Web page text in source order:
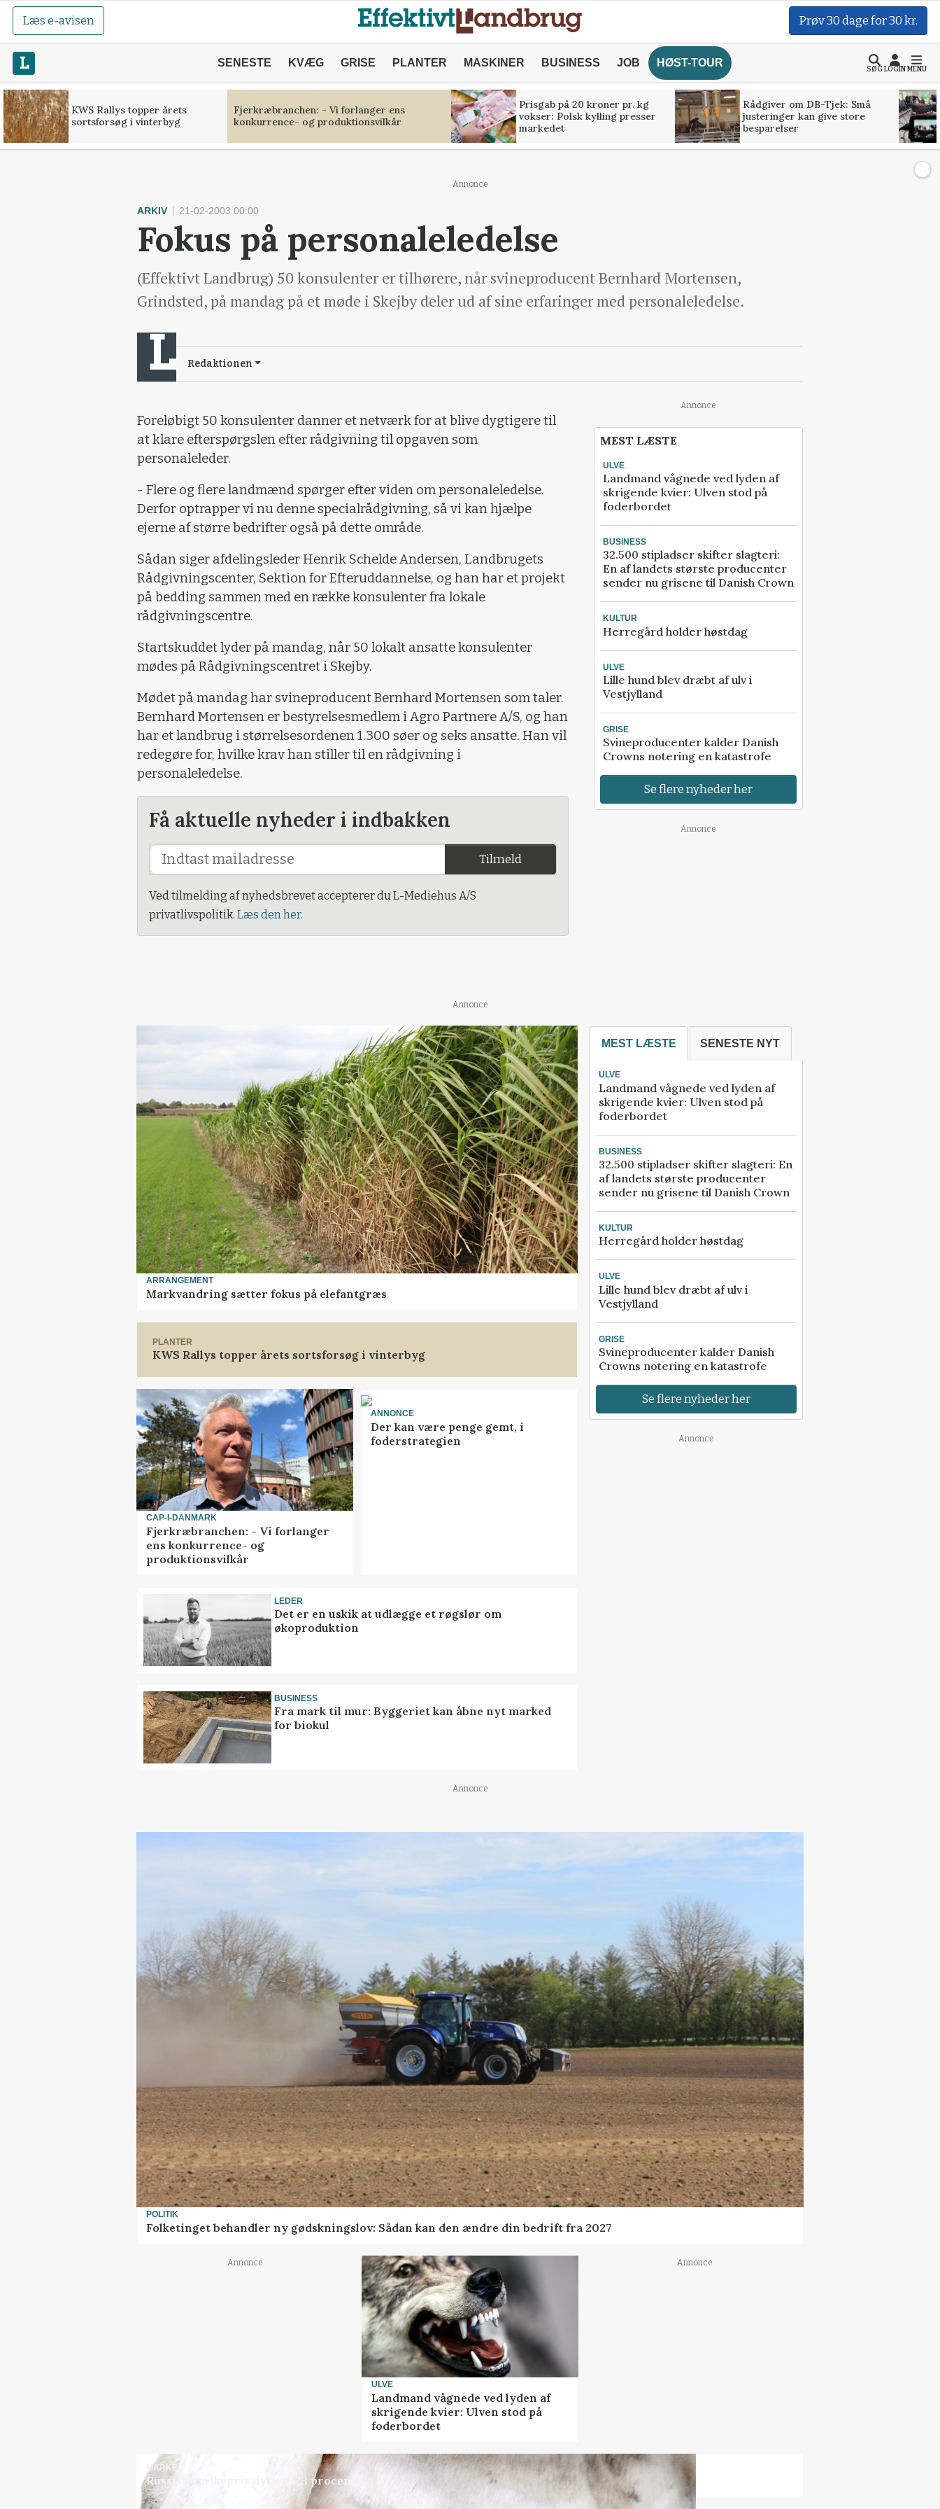
Læs e-avisen Prøv 30 dage for 30 kr.
SENESTE KVÆG GRISE PLANTER MASKINER BUSINESS JOB HØST-TOUR
SØGLOGINMENU
KWS Rallys topper årets
sortsforsøg i vinterbyg
Fjerkræbranchen: - Vi forlanger ens
konkurrence- og produktionsvilkår
Prisgab på 20 kroner pr. kg
vokser: Polsk kylling presser
markedet
Rådgiver om DB-Tjek: Små
justeringer kan give store
besparelser
Annonce
ARKIV 21-02-2003 00:00
Fokus på personaleledelse
(Effektivt Landbrug) 50 konsulenter er tilhørere, når svineproducent Bernhard Mortensen,
Grindsted, på mandag på et møde i Skejby deler ud af sine erfaringer med personaleledelse.
Redaktionen
Foreløbigt 50 konsulenter danner et netværk for at blive dygtigere til
at klare efterspørgslen efter rådgivning til opgaven som
personaleleder.
- Flere og flere landmænd spørger efter viden om personaleledelse.
Derfor optrapper vi nu denne specialrådgivning, så vi kan hjælpe
ejerne af større bedrifter også på dette område.
Sådan siger afdelingsleder Henrik Schelde Andersen, Landbrugets
Rådgivningscenter, Sektion for Efteruddannelse, og han har et projekt
på bedding sammen med en række konsulenter fra lokale
rådgivningscentre.
Startskuddet lyder på mandag, når 50 lokalt ansatte konsulenter
mødes på Rådgivningscentret i Skejby.
Mødet på mandag har svineproducent Bernhard Mortensen som taler.
Bernhard Mortensen er bestyrelsesmedlem i Agro Partnere A/S, og han
har et landbrug i størrelsesordenen 1.300 søer og seks ansatte. Han vil
redegøre for, hvilke krav han stiller til en rådgivning i
personaleledelse.
Få aktuelle nyheder i indbakken
Tilmeld
Ved tilmelding af nyhedsbrevet accepterer du L-Mediehus A/S
privatlivspolitik. Læs den her.
Annonce
MEST LÆSTE
ULVE
Landmand vågnede ved lyden af
skrigende kvier: Ulven stod på
foderbordet
BUSINESS
32.500 stipladser skifter slagteri:
En af landets største producenter
sender nu grisene til Danish Crown
KULTUR
Herregård holder høstdag
ULVE
Lille hund blev dræbt af ulv i
Vestjylland
GRISE
Svineproducenter kalder Danish
Crowns notering en katastrofe
Se flere nyheder her
Annonce
Annonce
ARRANGEMENT
Markvandring sætter fokus på elefantgræs
PLANTER
KWS Rallys topper årets sortsforsøg i vinterbyg
CAP-I-DANMARK
Fjerkræbranchen: - Vi forlanger
ens konkurrence- og
produktionsvilkår
ANNONCE
Der kan være penge gemt, i
foderstrategien
LEDER
Det er en uskik at udlægge et røgslør om
økoproduktion
BUSINESS
Fra mark til mur: Byggeriet kan åbne nyt marked
for biokul
MEST LÆSTE SENESTE NYT
ULVE
Landmand vågnede ved lyden af
skrigende kvier: Ulven stod på
foderbordet
BUSINESS
32.500 stipladser skifter slagteri: En
af landets største producenter
sender nu grisene til Danish Crown
KULTUR
Herregård holder høstdag
ULVE
Lille hund blev dræbt af ulv i
Vestjylland
GRISE
Svineproducenter kalder Danish
Crowns notering en katastrofe
Se flere nyheder her
Annonce
Annonce
POLITIK
Folketinget behandler ny gødskningslov: Sådan kan den ændre din bedrift fra 2027
Annonce
ULVE
Landmand vågnede ved lyden af
skrigende kvier: Ulven stod på
foderbordet
Annonce
MARKED
Russisk mælkepris dykker 23 procent